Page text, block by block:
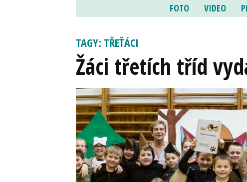
FOTO
VIDEO
TAGY: TŘEŤÁCI
Žáci třetích tříd